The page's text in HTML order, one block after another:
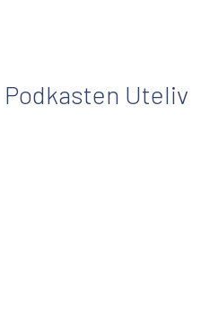
Podkasten Uteliv